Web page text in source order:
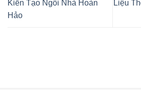
Kiến Tạo Ngôi Nhà Hoàn
Hảo
Liệu